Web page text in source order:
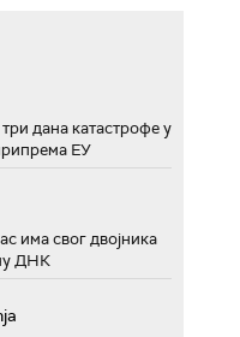
дана катастрофе у
ЕУ
има свог двојника
ДНК